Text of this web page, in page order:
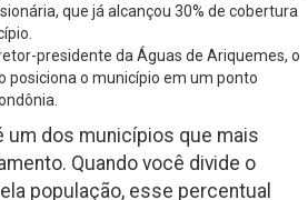
que já alcançou 30% de cobertura
presidente da Águas de Ariquemes, o
posiciona o município em um ponto
um dos municípios que mais
Quando você divide o
população, esse percentual